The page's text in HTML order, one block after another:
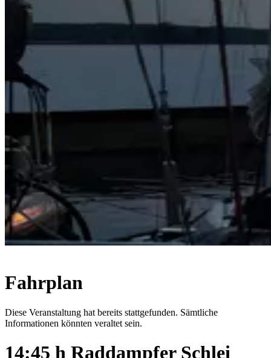
Fahrplan
Diese Veranstaltung hat bereits stattgefunden. Sämtliche
Informationen könnten veraltet sein.
14:45 h Raddampfer Schlei